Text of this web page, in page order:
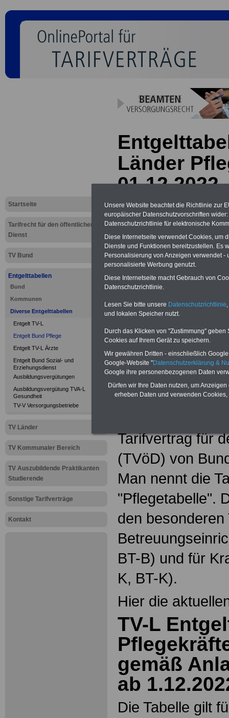
Startseite
Tarifrecht für den öffentlichen
Dienst
TV Bund
Entgelttabellen
Bund
Kommunen
Diverse Entgelttabellen
Entgelt TV-L
Entgelt Bund Pflege
Entgelt TV-L Ärzte
Entgelt Bund Sozial- und
Erziehungsdienst
Ausbildungsvergütungen
Ausbildungsvergütung TVA-L
Gesundheit
TV-V Versorgungsbetriebe
TV Länder
TV Kommunaler Bereich
TV Auszubildende Praktikanten
Studierende
Sonstige Tarifverträge
Kontakt
Länder
01.12.2022
Neu aufgelegt: Oktober
Neu:
früher BT-
Die P-Tabelle
Tarifvertrag für
(TVöD) von
Man nennt die
"Pflegetabelle".
den besonderen
BT-B) und für
K, BT-K).
Hier die
TV-L
gemäß
ab
Die Tabelle gilt
Unsere Website beachtet die Richtlinie zur
europäischer Datenschutzvorschriften
Datenschutzrichtlinie für elektronische
Diese Internetseite verwendet Cookies, um
Dienste und Funktionen bereitzustellen. Es
Personalisierung von Anzeigen verwendet
personalisierte Werbung genutzt.
Diese Internetseite macht Gebrauch von
Datenschutzrichtlinie.
Lesen Sie bitte unsere Datenschutzrichtlinie
und lokalen Speicher nutzt.
Durch das Klicken von "Zustimmung"
Cookies auf Ihrem Gerät zu speichern.
Wir gewähren Dritten - einschließlich
Google-Website "Datenschutzerklärung &
Google ihre personenbezogenen Daten
Dürfen wir Ihre Daten nutzen, um
erheben Daten und verwenden